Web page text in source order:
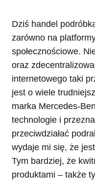
Dziś handel
zarówno na
społecznościowe.
oraz
internetowego taki
jest o wiele
marka Mercedes-
technologie i
przeciwdziałać
wydaje mi się, że
Tym bardziej, że
produktami – także